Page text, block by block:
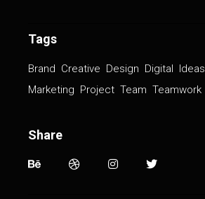
Tags
Brand Creative Design Digital Ideas
Marketing Project Team Teamwork
Share